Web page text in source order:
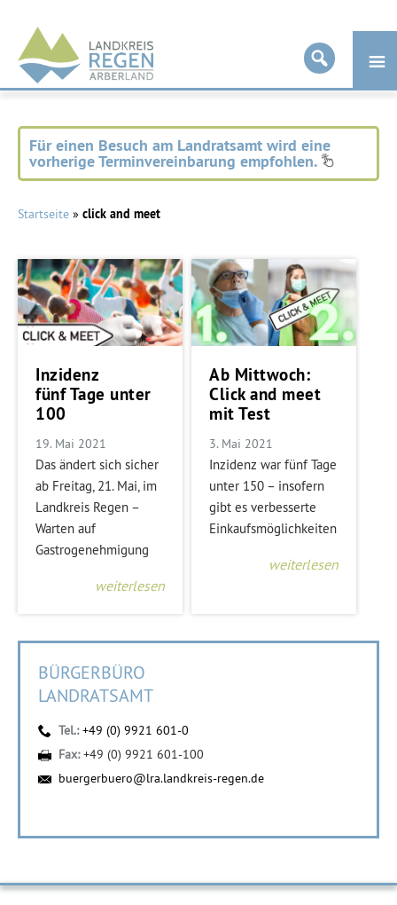
Landkreis
Regen
Für einen Besuch am Landratsamt wird eine
vorherige Terminvereinbarung empfohlen.
Startseite » click and meet
Inzidenz
fünf Tage unter
100
19. Mai 2021
Das ändert sich sicher
ab Freitag, 21. Mai, im
Landkreis Regen –
Warten auf
Gastrogenehmigung
weiterlesen
Ab Mittwoch:
Click and meet
mit Test
3. Mai 2021
Inzidenz war fünf Tage
unter 150 – insofern
gibt es verbesserte
Einkaufsmöglichkeiten
weiterlesen
BÜRGERBÜRO
LANDRATSAMT
Tel.:+49 (0) 9921 601-0
Fax:+49 (0) 9921 601-100
buergerbuero@lra.landkreis-regen.de